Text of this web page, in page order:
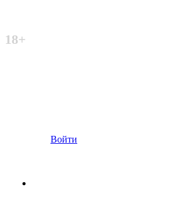
18+
Войти